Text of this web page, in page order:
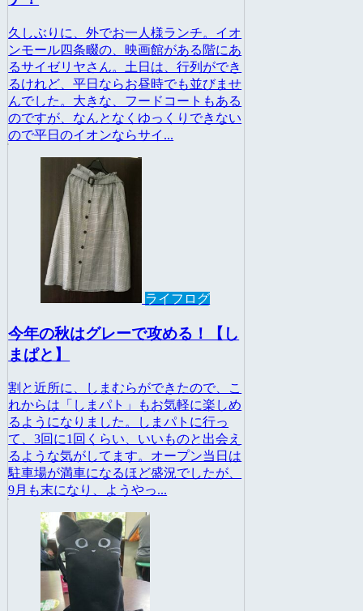
久しぶりに、外でお一人様ランチ。イオ
ンモール四条畷の、映画館がある階にあ
るサイゼリヤさん。土日は、行列ができ
るけれど、平日ならお昼時でも並びませ
んでした。大きな、フードコートもある
のですが、なんとなくゆっくりできない
ので平日のイオンならサイ...
ライフログ
今年の秋はグレーで攻める！【し
まぱと】
割と近所に、しまむらができたので、こ
れからは「しまパト」もお気軽に楽しめ
るようになりました。しまパトに行っ
て、3回に1回くらい、いいものと出会え
るような気がしてます。オープン当日は
駐車場が満車になるほど盛況でしたが、
9月も末になり、ようやっ...